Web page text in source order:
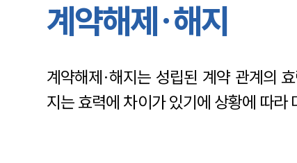
계약해제·해지
계약해제·해지는 성립된 계약 관계의
지는 효력에 차이가 있기에 상황에 따라